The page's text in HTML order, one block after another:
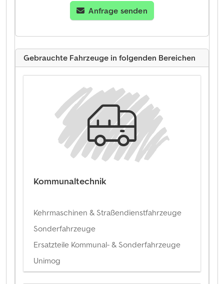
Anfrage senden
Gebrauchte Fahrzeuge in folgenden Bereichen
Kommunaltechnik
Kehrmaschinen & Straßendienstfahrzeuge
Sonderfahrzeuge
Ersatzteile Kommunal- & Sonderfahrzeuge
Unimog